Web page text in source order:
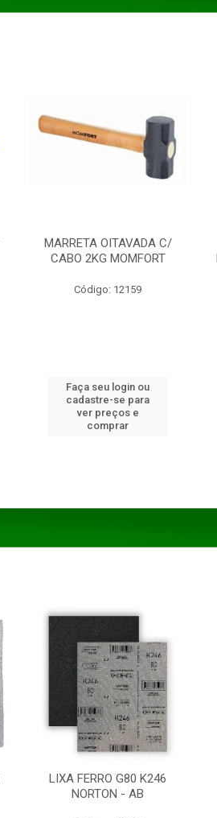
MARRETA OITAVADA C/
CABO 2KG MOMFORT
Código: 12159
Faça seu login ou
cadastre-se para
ver preços e
comprar
LIXA FERRO G80 K246
NORTON - AB